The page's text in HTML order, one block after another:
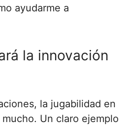
ayudarme a
la innovación
la jugabilidad en
Un claro ejemplo